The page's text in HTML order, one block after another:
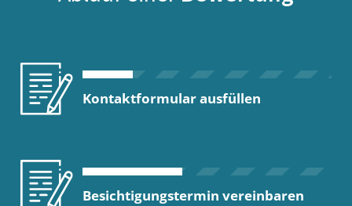
Kontaktformular ausfüllen
Besichtigungstermin vereinbaren